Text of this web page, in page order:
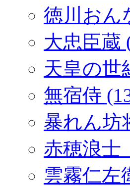
徳川おん
大忠臣蔵
天皇の世
無宿侍
暴れん坊
赤穂浪士
雲霧仁左